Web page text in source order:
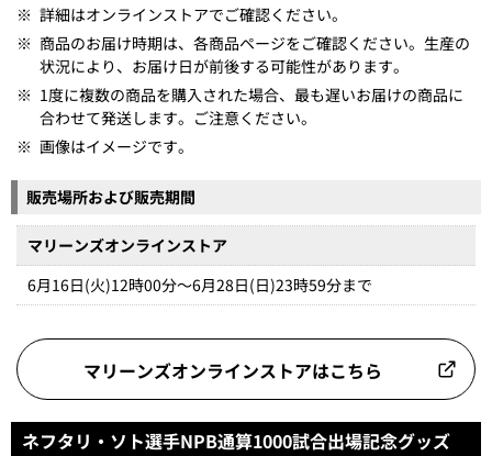
※ 詳細はオンラインストアでご確認ください。
※ 商品のお届け時期は、各商品ページをご確認ください。生産の
状況により、お届け日が前後する可能性があります。
※ 1度に複数の商品を購入された場合、最も遅いお届けの商品に
合わせて発送します。ご注意ください。
※ 画像はイメージです。
販売場所および販売期間
マリーンズオンラインストア
6月16日(火)12時00分～6月28日(日)23時59分まで
マリーンズオンラインストアはこちら
ネフタリ・ソト選手NPB通算1000試合出場記念グッズ